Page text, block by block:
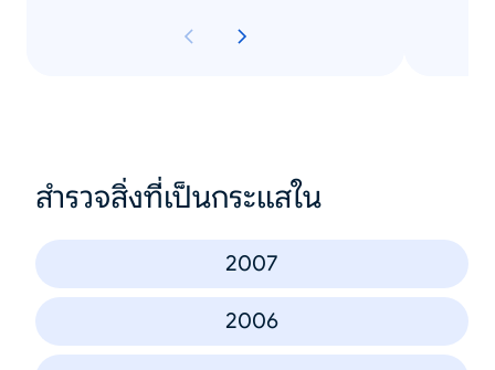
สำรวจสิ่งที่เป็นกระแสใน
2007
2006